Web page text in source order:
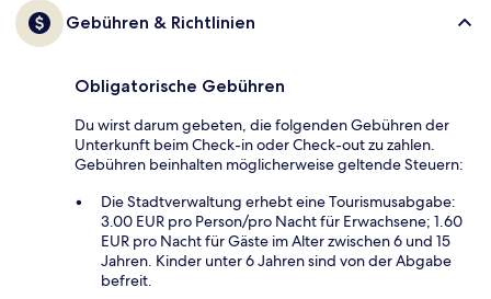
Gebühren & Richtlinien
Obligatorische Gebühren
Du wirst darum gebeten, die folgenden Gebühren der
Unterkunft beim Check-in oder Check-out zu zahlen.
Gebühren beinhalten möglicherweise geltende Steuern:
Die Stadtverwaltung erhebt eine Tourismusabgabe:
3.00 EUR pro Person/pro Nacht für Erwachsene; 1.60
EUR pro Nacht für Gäste im Alter zwischen 6 und 15
Jahren. Kinder unter 6 Jahren sind von der Abgabe
befreit.